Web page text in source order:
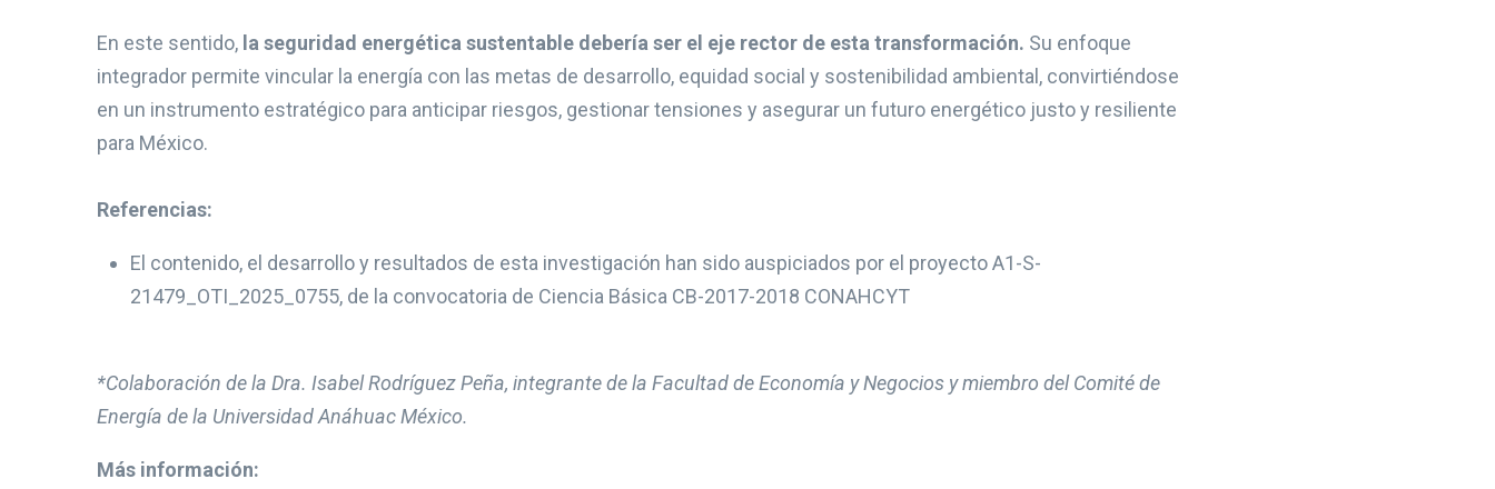
En este sentido, la seguridad energética sustentable debería ser el eje rector de esta transformación. Su enfoque
integrador permite vincular la energía con las metas de desarrollo, equidad social y sostenibilidad ambiental, convirtiéndose
en un instrumento estratégico para anticipar riesgos, gestionar tensiones y asegurar un futuro energético justo y resiliente
para México.
Referencias:
El contenido, el desarrollo y resultados de esta investigación han sido auspiciados por el proyecto A1-S-
21479_OTI_2025_0755, de la convocatoria de Ciencia Básica CB-2017-2018 CONAHCYT
*Colaboración de la Dra. Isabel Rodríguez Peña, integrante de la Facultad de Economía y Negocios y miembro del Comité de
Energía de la Universidad Anáhuac México.
Más información: